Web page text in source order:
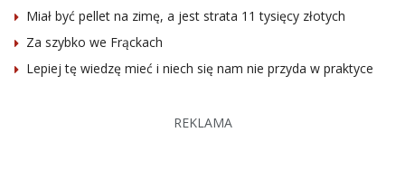
Miał być pellet na zimę, a jest strata 11 tysięcy złotych
Za szybko we Frąckach
Lepiej tę wiedzę mieć i niech się nam nie przyda w praktyce
REKLAMA